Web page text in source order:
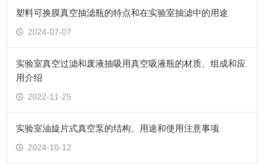
塑料可换膜真空抽滤瓶的特点和在实验室抽滤中的用途
2024-07-07
实验室真空过滤和废液抽吸用真空吸液瓶的材质、组成和应
用介绍
2022-11-25
实验室油旋片式真空泵的结构、用途和使用注意事项
2024-10-12